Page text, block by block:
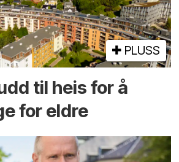
PLUSS
til heis for å
for eldre